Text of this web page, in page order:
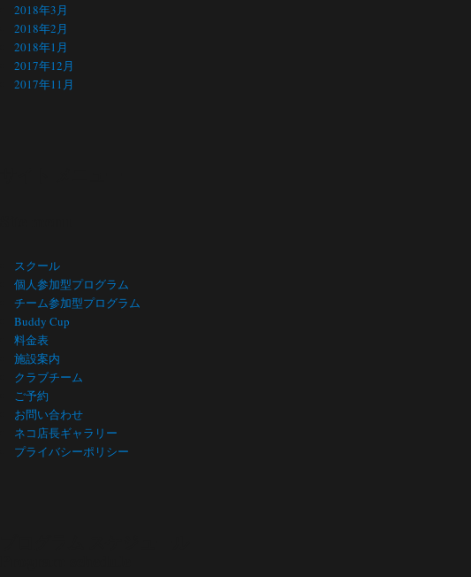
2018年3月
2018年2月
2018年1月
2017年12月
2017年11月
スクール
個人参加型プログラム
チーム参加型プログラム
Buddy Cup
料金表
施設案内
クラブチーム
ご予約
お問い合わせ
ネコ店長ギャラリー
プライバシーポリシー